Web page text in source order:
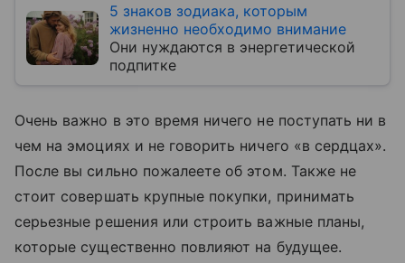
5 знаков зодиака, которым
жизненно необходимо внимание
Они нуждаются в энергетической
подпитке
Очень важно в это время ничего не поступать ни в
чем на эмоциях и не говорить ничего «в сердцах».
После вы сильно пожалеете об этом. Также не
стоит совершать крупные покупки, принимать
серьезные решения или строить важные планы,
которые существенно повлияют на будущее.